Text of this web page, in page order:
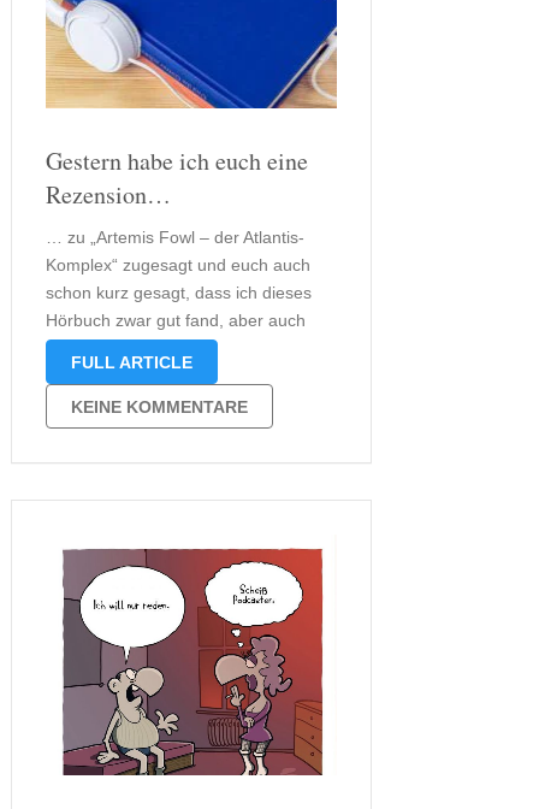
Gestern habe ich euch eine
Rezension…
… zu „Artemis Fowl – der Atlantis-
Komplex“ zugesagt und euch auch
schon kurz gesagt, dass ich dieses
Hörbuch zwar gut fand, aber auch
das ist in meinen Augen nicht an die
Wenn ihr euch fragt, worum es in dem
neuen Buch von …
FULL ARTICLE
KEINE KOMMENTARE